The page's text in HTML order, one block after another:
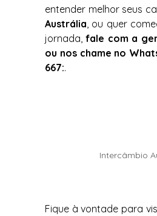
entender melhor seus
Austrália , ou quer
jornada, fale com a
ou nos chame no
667:.
Intercâmbio
Fique à vontade para